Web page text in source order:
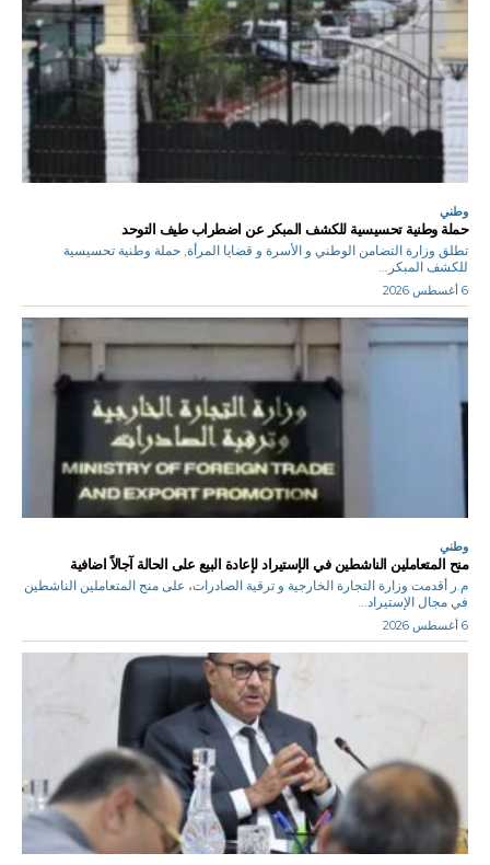
وطني
حملة وطنية تحسيسية للكشف المبكر عن اضطراب طيف التوحد
تطلق وزارة التضامن الوطني و الأسرة و قضايا المرأة, حملة وطنية تحسيسية
للكشف المبكر...
6 أغسطس 2026
وطني
منح المتعاملين الناشطين في الإستيراد لإعادة البيع على الحالة آجالاً اضافية
م.ر أقدمت وزارة التجارة الخارجية و ترقية الصادرات، على منح المتعاملين الناشطين
في مجال الإستيراد...
6 أغسطس 2026